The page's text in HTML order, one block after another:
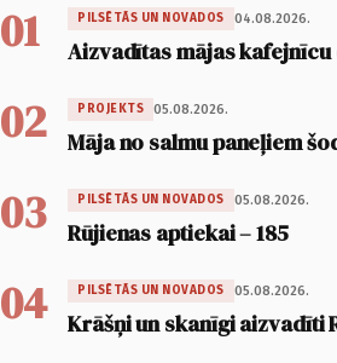
01 PILSĒTĀS UN NOVADOS 04.08.2026.
Aizvadītas mājas kafejnīcu
02 PROJEKTS 05.08.2026.
Māja no salmu paneļiem
03 PILSĒTĀS UN NOVADOS 05.08.2026.
Rūjienas aptiekai – 185
04 PILSĒTĀS UN NOVADOS 05.08.2026.
Krāšņi un skanīgi aizvadīti